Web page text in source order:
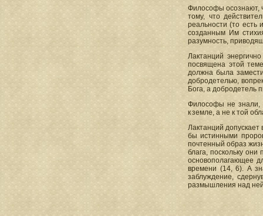
Философы осознают,
тому, что
реальности (то есть
созданным Им
разумность,
Лактанций
посвящена этой
должна была
добродетелью,
Бога, а добродетель
Философы не знали,
к земле, а не к той
Лактанций
бы истинными
почтенный образ
блага, поскольку
основополагающее
времени (14, 6). А
заблуждение,
размышления над ней